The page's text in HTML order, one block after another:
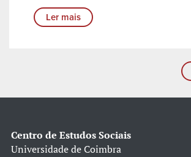
Ler mais
Centro de Estudos Sociais
Universidade de Coimbra